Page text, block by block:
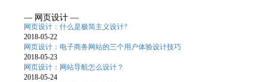
— 网页设计 —
网页设计：什么是极简主义设计?
2018-05-22
网页设计：电子商务网站的三个用户体验设计技巧
2018-05-23
网页设计：网站导航怎么设计？
2018-05-24